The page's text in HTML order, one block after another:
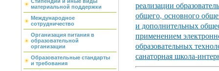
материальной поддержки
Международное
сотрудничество
Организация питания в
образовательной
организации
Образовательные стандарты
и требования
реализации
общего, основного
и дополнительных
применением
образовательных
санаторная школа-